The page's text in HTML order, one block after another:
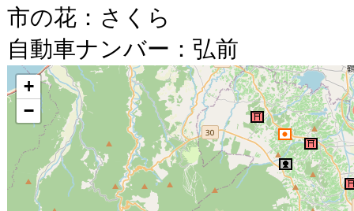
市の花：さくら
自動車ナンバー：弘前
+
−